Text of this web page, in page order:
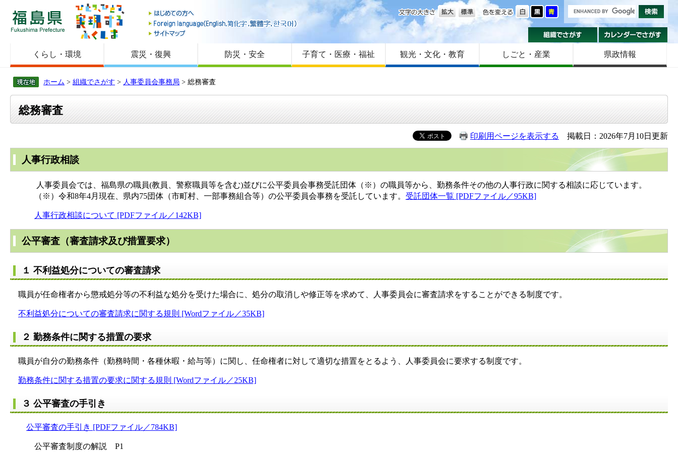
福島県
はじめての方へ
Foreign language
サイトマップ
色を変える
文字の大きさ
組織でさがす
くらし・環境 震災・復興 防災・安全 子育て・医療・福祉 観光・文化・教育 しごと・産業 県政情報
ホーム > 組織でさがす > 人事委員会事務局 > 総務審査
総務審査
印刷用ページを表示する 掲載日：2026年7月10日更新
人事行政相談
人事委員会では、福島県の職員(教員、警察職員等を含む)並びに公平委員会事務受託団体（※）の職員等から、勤務条件その他の人事行政に関する相談に応じています。
（※）令和8年4月現在、県内75団体（市町村、一部事務組合等）の公平委員会事務を受託しています。 受託団体一覧 [PDFファイル／95KB]
人事行政相談について [PDFファイル／142KB]
公平審査（審査請求及び措置要求）
１ 不利益処分についての審査請求
職員が任命権者から懲戒処分等の不利益な処分を受けた場合に、処分の取消しや修正等を求めて、人事委員会に審査請求をすることができる制度です。
不利益処分についての審査請求に関する規則 [Wordファイル／35KB]
２ 勤務条件に関する措置の要求
職員が自分の勤務条件（勤務時間・各種休暇・給与等）に関し、任命権者に対して適切な措置をとるよう、人事委員会に要求する制度です。
勤務条件に関する措置の要求に関する規則 [Wordファイル／25KB]
３ 公平審査の手引き
公平審査の手引き [PDFファイル／784KB]
公平審査制度の解説 P1